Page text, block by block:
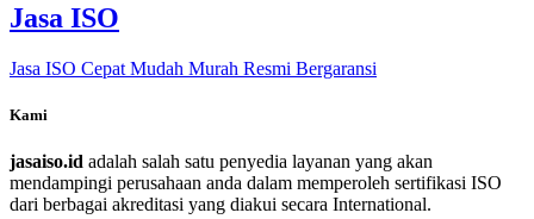
Jasa ISO
Jasa ISO Cepat Mudah Murah Resmi Bergaransi
Kami
jasaiso.id adalah salah satu penyedia layanan yang akan
mendampingi perusahaan anda dalam memperoleh sertifikasi ISO
dari berbagai akreditasi yang diakui secara International.